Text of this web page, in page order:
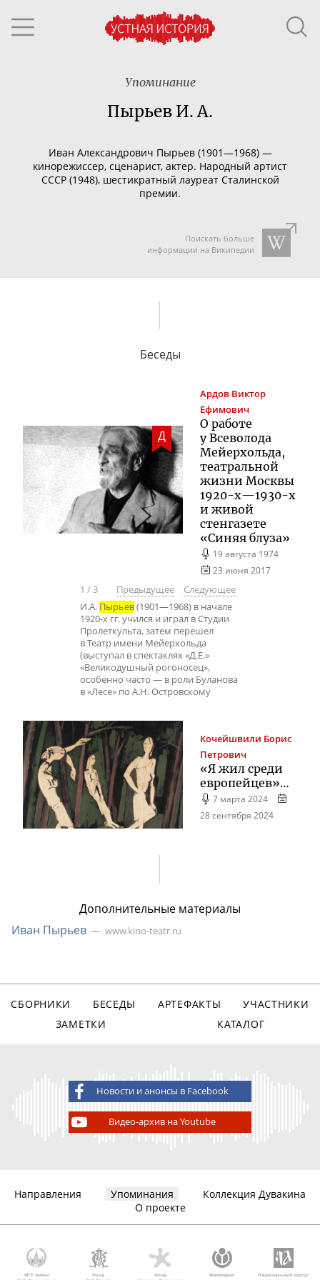
Упоминание
Пырьев И. А.
Иван Александрович Пырьев (1901—1968) —
кинорежиссер, сценарист, актер. Народный артист
СССР (1948), шестикратный лауреат Сталинской
премии.
Поискать больше
информации на Википедии
Беседы
Д
Ардов Виктор
Ефимович
О работе
у Всеволода
Мейерхольда,
театральной
жизни Москвы
1920-х—1930-х
и живой
стенгазете
«Синяя блуза»
19 августа 1974
23 июня 2017
1 /3 Предыдущее
Следующее
И.А. Пырьев(1901—1968) в начале
1920-х гг. учился и играл в Студии
Пролеткульта, затем перешел
в Театр имени Мейерхольда
(выступал в спектаклях «Д.Е.»
«Великодушный рогоносец»,
особенно часто — в роли Буланова
в «Лесе» по А.Н. Островскому
Кочейшвили Борис
Петрович
«Я жил среди
европейцев»…
7 марта 2024
28 сентября 2024
Дополнительные материалы
Иван Пырьев
www.kino-teatr.ru
СБОРНИКИ БЕСЕДЫ АРТЕФАКТЫ
УЧАСТНИКИ
ЗАМЕТКИ
КАТАЛОГ
Новости и анонсы в Facebook
Видео-архив на Youtube
Направления Упоминания
Коллекция Дувакина
О проекте
МГУ имени
Фонд
Фонд
Викимедиа
Национальный корпус